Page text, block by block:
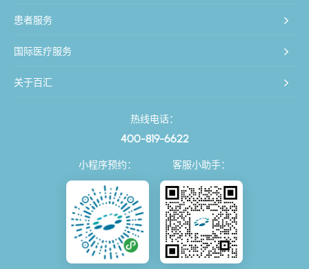
患者服务
国际医疗服务
关于百汇
热线电话：
400-819-6622
小程序预约： 客服小助手：